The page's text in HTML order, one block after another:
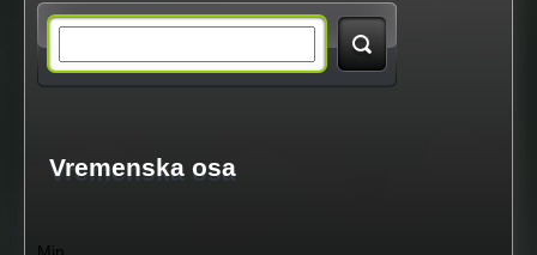
a
Vremenska osa